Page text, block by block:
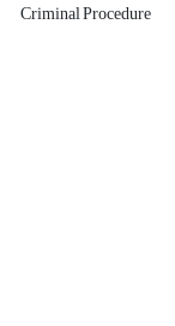
Criminal Procedure